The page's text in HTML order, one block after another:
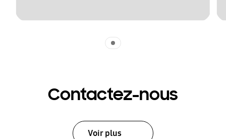
Contactez-nous
Voir plus